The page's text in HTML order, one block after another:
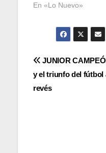
En «Lo Nuevo»
de
JUNIOR
y el triunfo del fútbol
revés